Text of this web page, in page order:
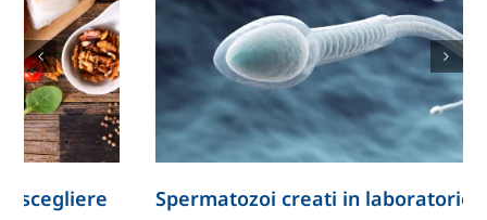
Spermatozoi creati in laboratorio: la ricerca